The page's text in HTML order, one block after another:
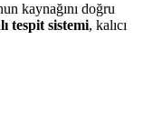
kaynağını doğru
tespit sistemi, kalıcı